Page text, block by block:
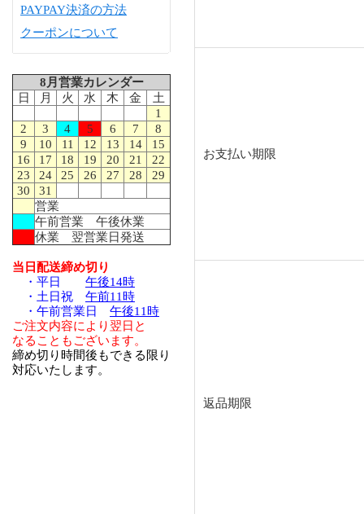
PAYPAY決済の方法
クーポンについて
8月営業カレンダー
日
月 火 水 木 金
土
1
2
3 4 5 6 7
8
9
10 11 12 13 14
15
16
17 18 19 20 21
22
23
24 25 26 27 28
29
30
31
営業
午前営業 午後休業
休業 翌営業日発送
当日配送締め切り
・平日 午後14時
・土日祝 午前11時
・午前営業日 午後11時
ご注文内容により翌日と
なることもございます。
締め切り時間後もできる限り
対応いたします。
お支払い期限
返品期限